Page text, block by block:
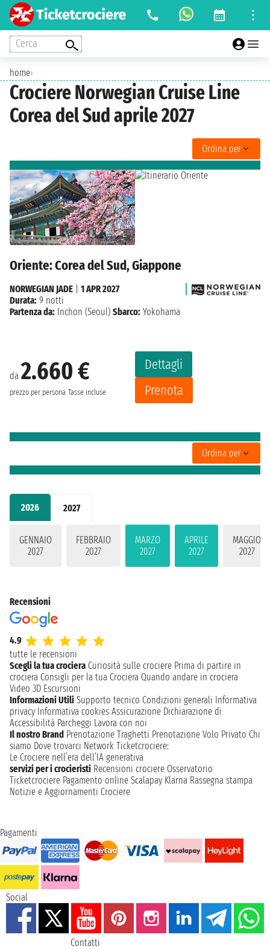
Cerca
home›
Crociere Norwegian Cruise Line
Corea del Sud aprile 2027
2026 2027
GENNAIO
2027
FEBBRAIO
2027
MARZO
2027
APRILE
2027
MAGGIO
2027
Ordina per
Oriente: Corea del Sud, Giappone
da 2.660 €
prezzo per persona Tasse incluse
Dettagli
Prenota
NORWEGIAN JADE
1 APR 2027
Durata: 9 notti
Partenza da: Inchon (Seoul) Sbarco: Yokohama
Ordina per
Recensioni
4.9
tutte le recensioni
Scegli la tua crociera Curiosità sulle crociere Prima di partire in
crociera Consigli per la tua Crociera Quando andare in crociera
Video 3D Escursioni
Informazioni Utili Supporto tecnico Condizioni generali Informativa
privacy Informativa cookies Assicurazione Dichiarazione di
Accessibilità Parcheggi Lavora con noi
Il nostro Brand Prenotazione Traghetti Prenotazione Volo Privato Chi
siamo Dove trovarci Network Ticketcrociere:
Le Crociere nell’era dell’IA generativa
servizi per i crocieristi Recensioni crociere Osservatorio
Ticketcrociere Pagamento online Scalapay Klarna Rassegna stampa
Notizie e Aggiornamenti Crociere
Pagamenti
Social
Contatti